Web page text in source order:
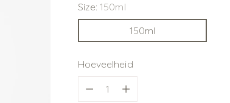
Size:150ml
150ml
Hoeveelheid
Hoeveelheid